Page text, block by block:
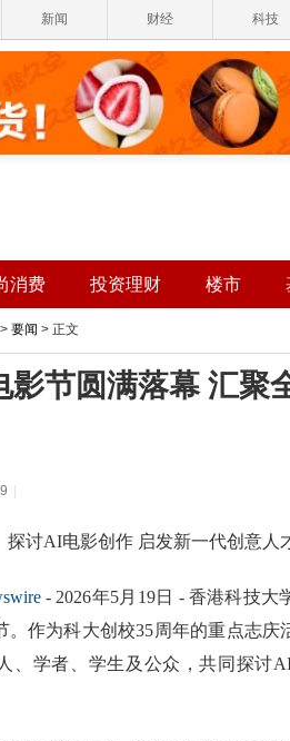
新闻 财经 科技
消费 投资理财 楼市
> 要闻 > 正文
节圆满落幕 汇聚
探讨AI电影创作 启发新一代创意人
- 2026年5月19日 - 香港科技大
作为科大创校35周年的重点志庆
、学者、学生及公众，共同探讨